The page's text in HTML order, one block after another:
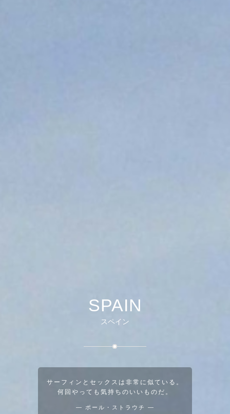
SPAIN
スペイン
サーフィンとセックスは非常に似ている。
何回やっても気持ちのいいものだ。
― ポール・ストラウチ ―